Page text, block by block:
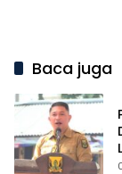
Baca juga